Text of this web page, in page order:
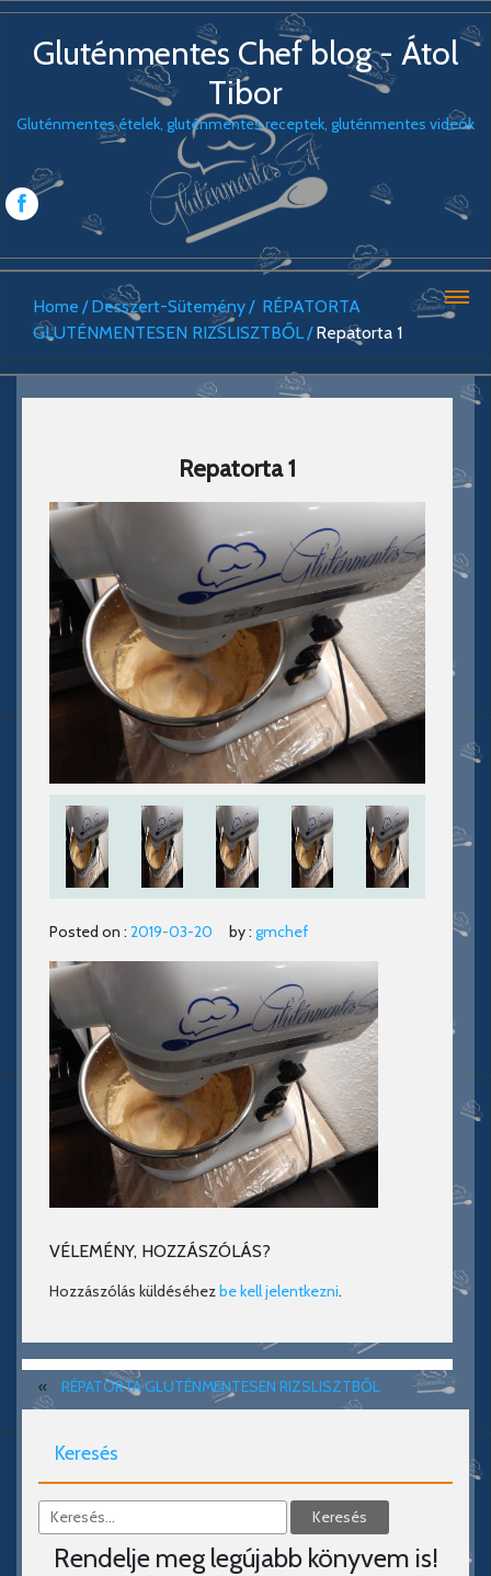
Gluténmentes Chef blog - Átol
Tibor
Gluténmentes ételek, gluténmentes receptek, gluténmentes videók
Home Desszert-Sütemény
RÉPATORTA
GLUTÉNMENTESEN RIZSLISZTBŐL
Repatorta 1
Repatorta 1
Posted on : 2019-03-20 by : gmchef
VÉLEMÉNY, HOZZÁSZÓLÁS?
Hozzászólás küldéséhezbe kell jelentkezni.
« RÉPATORTA GLUTÉNMENTESEN RIZSLISZTBŐL
Keresés
Rendelje meg legújabb könyvem is!